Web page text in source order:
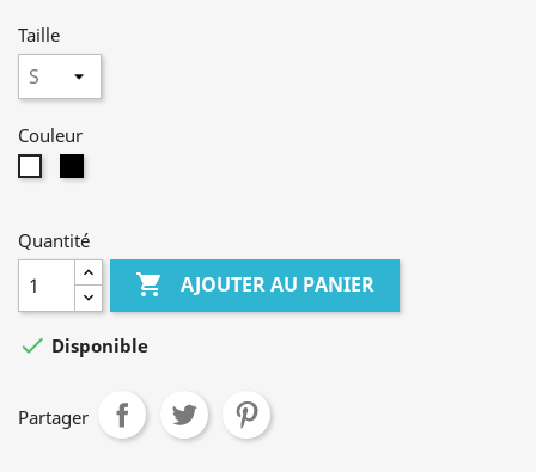
Taille
Couleur
Quantité
 AJOUTER AU PANIER
 Disponible
Partager